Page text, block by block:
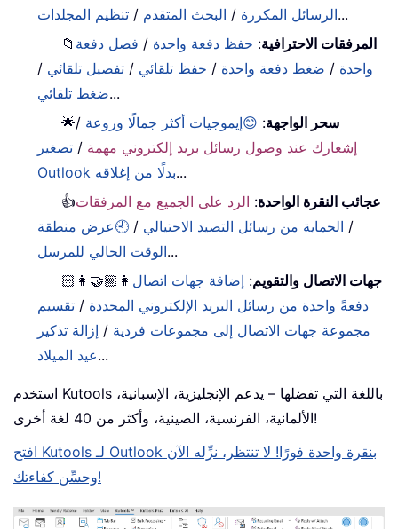
الرسائل المكررة / البحث المتقدم / تنظيم المجلدات
...
📁
المرفقات الاحترافية: حفظ دفعة واحدة / فصل دفعة
واحدة / ضغط دفعة واحدة / حفظ تلقائي / تفصيل تلقائي /
ضغط تلقائي...
🌟
سحر الواجهة: 😊إيموجيات أكثر جمالًا وروعة /
إشعارك عند وصول رسائل بريد إلكتروني مهمة / تصغير
Outlook بدلًا من إغلاقه...
👍
عجائب النقرة الواحدة: الرد على الجميع مع المرفقات
/ الحماية من رسائل التصيد الاحتيالي / 🕘عرض منطقة
الوقت الحالي للمرسل...
👩🏼‍🤝‍👩🏻
جهات الاتصال والتقويم: إضافة جهات اتصال
دفعةً واحدة من رسائل البريد الإلكتروني المحددة / تقسيم
مجموعة جهات الاتصال إلى مجموعات فردية / إزالة تذكير
عيد الميلاد...
استخدم Kutools باللغة التي تفضلها – يدعم الإنجليزية، الإسبانية،
الألمانية، الفرنسية، الصينية، وأكثر من 40 لغة أخرى!
افتح Kutools لـ Outlook بنقرة واحدة فورًا! لا تنتظر، نزِّله الآن
وحسِّن كفاءتك!